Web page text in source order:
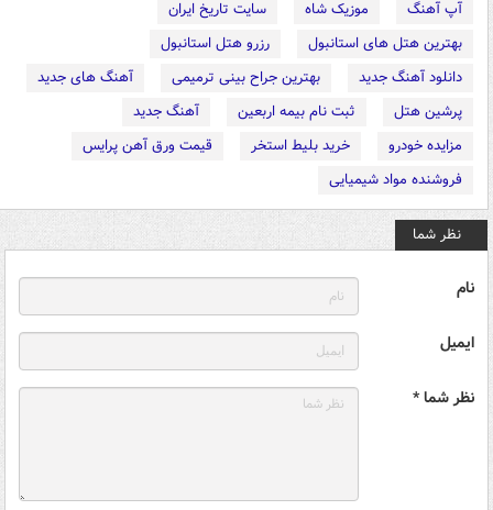
آپ آهنگ موزیک شاه
سایت تاریخ ایران
بهترین هتل های استانبول
رزرو هتل استانبول
دانلود آهنگ جدید
بهترین جراح بینی ترمیمی
آهنگ های جدید
پرشین هتل
ثبت نام بیمه اربعین
آهنگ جدید
مزایده خودرو
خرید بلیط استخر
قیمت ورق آهن پرایس
فروشنده مواد شیمیایی
نظر شما
نام
ایمیل
نظر شما *